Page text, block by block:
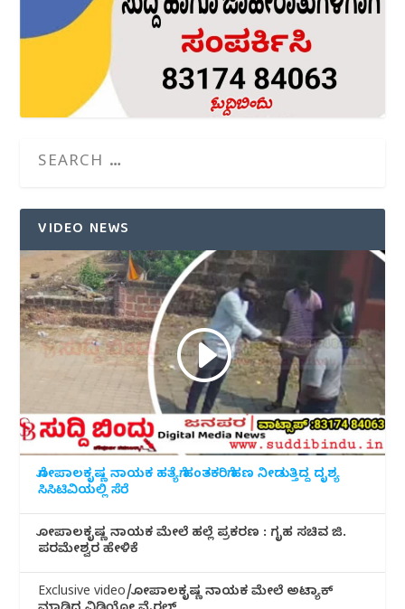
VIDEO NEWS
ಗೋಪಾಲಕೃಷ್ಣ ನಾಯಕ ಹತ್ಯೆಗೆ ಹಂತಕರಿಗೆ ಹಣ ನೀಡುತ್ತಿದ್ದ ದೃಶ್ಯ
ಸಿಸಿಟಿವಿಯಲ್ಲಿ ಸೆರೆ
ಗೋಪಾಲಕೃಷ್ಣ ನಾಯಕ ಮೇಲೆ ಹಲ್ಲೆ ಪ್ರಕರಣ : ಗೃಹ ಸಚಿವ ಜಿ.
ಪರಮೇಶ್ವರ ಹೇಳಿಕೆ
Exclusive video/ಗೋಪಾಲಕೃಷ್ಣ ನಾಯಕ ಮೇಲೆ ಅಟ್ಯಾಕ್